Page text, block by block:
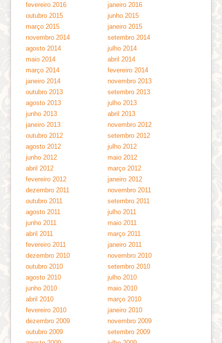
fevereiro 2016
janeiro 2016
outubro 2015
junho 2015
março 2015
janeiro 2015
novembro 2014
setembro 2014
agosto 2014
julho 2014
maio 2014
abril 2014
março 2014
fevereiro 2014
janeiro 2014
novembro 2013
outubro 2013
setembro 2013
agosto 2013
julho 2013
junho 2013
abril 2013
janeiro 2013
novembro 2012
outubro 2012
setembro 2012
agosto 2012
julho 2012
junho 2012
maio 2012
abril 2012
março 2012
fevereiro 2012
janeiro 2012
dezembro 2011
novembro 2011
outubro 2011
setembro 2011
agosto 2011
julho 2011
junho 2011
maio 2011
abril 2011
março 2011
fevereiro 2011
janeiro 2011
dezembro 2010
novembro 2010
outubro 2010
setembro 2010
agosto 2010
julho 2010
junho 2010
maio 2010
abril 2010
março 2010
fevereiro 2010
janeiro 2010
dezembro 2009
novembro 2009
outubro 2009
setembro 2009